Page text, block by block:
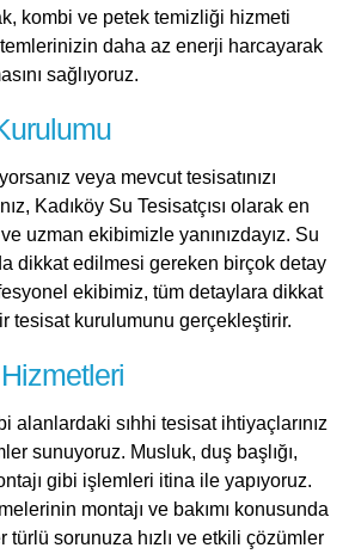
kombi ve petek temizliği hizmeti
daha az enerji harcayarak
sağlıyoruz.
veya mevcut tesisatınızı
Kadıköy Su Tesisatçısı olarak en
uzman ekibimizle yanınızdayız. Su
dikkat edilmesi gereken birçok detay
ekibimiz, tüm detaylara dikkat
tesisat kurulumunu gerçekleştirir.
alanlardaki sıhhi tesisat ihtiyaçlarınız
sunuyoruz. Musluk, duş başlığı,
gibi işlemleri itina ile yapıyoruz.
montajı ve bakımı konusunda
türlü sorunuza hızlı ve etkili çözümler